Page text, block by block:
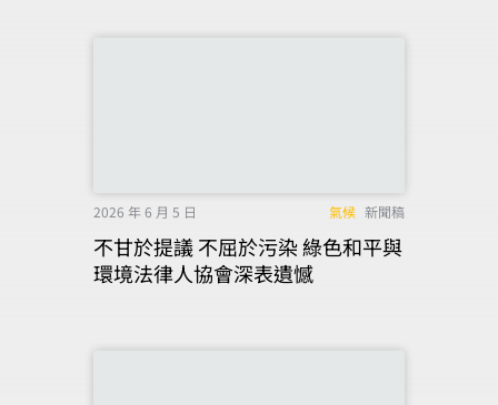
2026 年 6 月 5 日 氣候 新聞稿
不甘於提議 不屈於污染 綠色和平與
環境法律人協會深表遺憾